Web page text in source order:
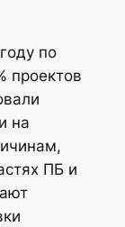
по
проектов
на
ПБ и